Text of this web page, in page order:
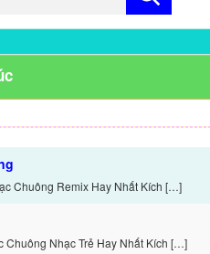
Chuông Remix Hay Nhất Kích […]
Chuông Nhạc Trẻ Hay Nhất Kích […]